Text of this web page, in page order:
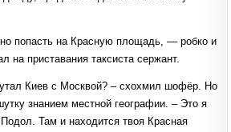
попасть на Красную площадь, — робко и
на приставания таксиста сержант.
Киев с Москвой? – схохмил шофёр. Но
знанием местной географии. – Это я
Там и находится твоя Красная